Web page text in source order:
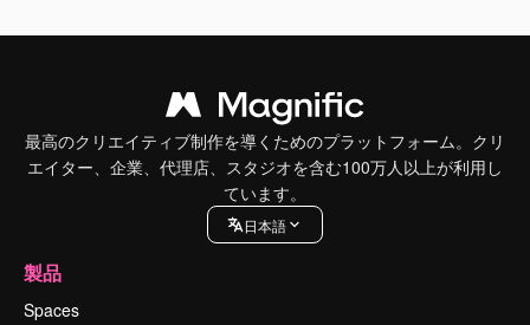
最高のクリエイティブ制作を導くためのプラットフォーム。クリ
エイター、企業、代理店、スタジオを含む100万人以上が利用し
ています。
日本語
製品
Spaces